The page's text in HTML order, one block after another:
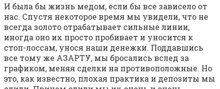
И была бы жизнь медом, если бы все зависело от
нас. Спустя некоторое время мы увидели, что не
всегда золото отрабатывает сильные линии,
иногда оно их просто пробивает и уносится к
стоп-лоссам, унося наши денежки. Поддавшись
все тому же АЗАРТУ, мы бросались вслед за
графиком, меняя сделки на противоположные. Но
это, как известно, плохая практика и депозиты мы